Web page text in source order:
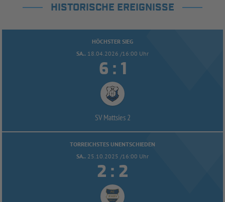
HISTORISCHE EREIGNISSE
HÖCHSTER SIEG
SA.. 18.04.2026 /16:00 Uhr
 : 
SV Mattsies 2
TORREICHSTES UNENTSCHIEDEN
SA.. 25.10.2025 /16:00 Uhr
 : 